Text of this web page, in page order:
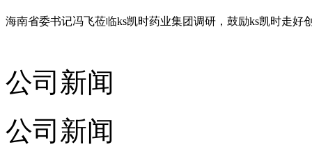
海南省委书记冯飞莅临ks凯时药业集团调研，鼓励ks凯时走好
公司新闻
公司新闻